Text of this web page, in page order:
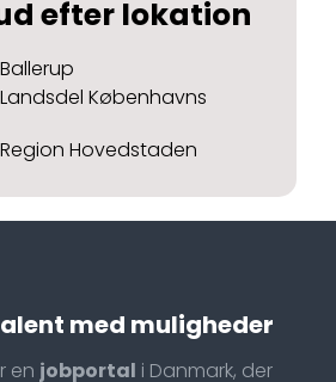
efter lokation
Københavns
Hovedstaden
med muligheder
en jobportal i Danmark, der